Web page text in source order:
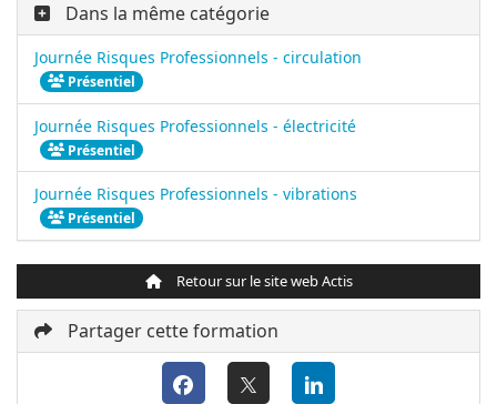
Dans la même catégorie
Journée Risques Professionnels - circulation
Présentiel
Journée Risques Professionnels - électricité
Présentiel
Journée Risques Professionnels - vibrations
Présentiel
Retour sur le site web Actis
Partager cette formation